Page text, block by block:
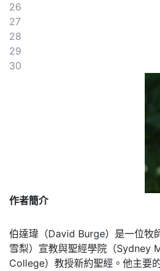
26
27
28
29
30
作者簡介
伯達瑋（David Burge）是一位牧
雪梨）宣教與聖經學院（Sydney
College）教授新約聖經。他主要